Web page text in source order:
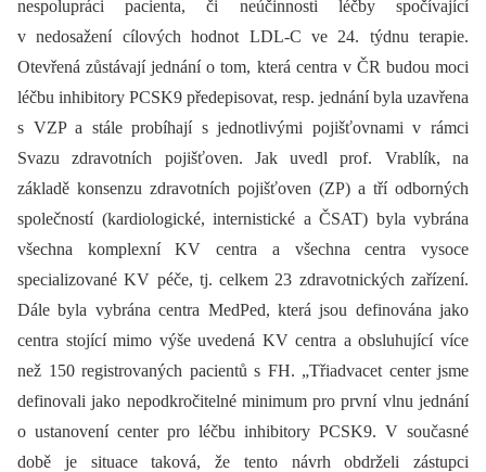
nespolupráci pacienta, či neúčinnosti léčby spočívající
v nedosažení cílových hodnot LDL-C ve 24. týdnu terapie.
Otevřená zůstávají jednání o tom, která centra v ČR budou moci
léčbu inhibitory PCSK9 předepisovat, resp. jednání byla uzavřena
s VZP a stále probíhají s jednotlivými pojišťovnami v rámci
Svazu zdravotních pojišťoven. Jak uvedl prof. Vrablík, na
základě konsenzu zdravotních pojišťoven (ZP) a tří odborných
společností (kardiologické, internistické a ČSAT) byla vybrána
všechna komplexní KV centra a všechna centra vysoce
specializované KV péče, tj. celkem 23 zdravotnických zařízení.
Dále byla vybrána centra MedPed, která jsou definována jako
centra stojící mimo výše uvedená KV centra a obsluhující více
než 150 registrovaných pacientů s FH. „Třiadvacet center jsme
definovali jako nepodkročitelné minimum pro první vlnu jednání
o ustanovení center pro léčbu inhibitory PCSK9. V současné
době je situace taková, že tento návrh obdrželi zástupci